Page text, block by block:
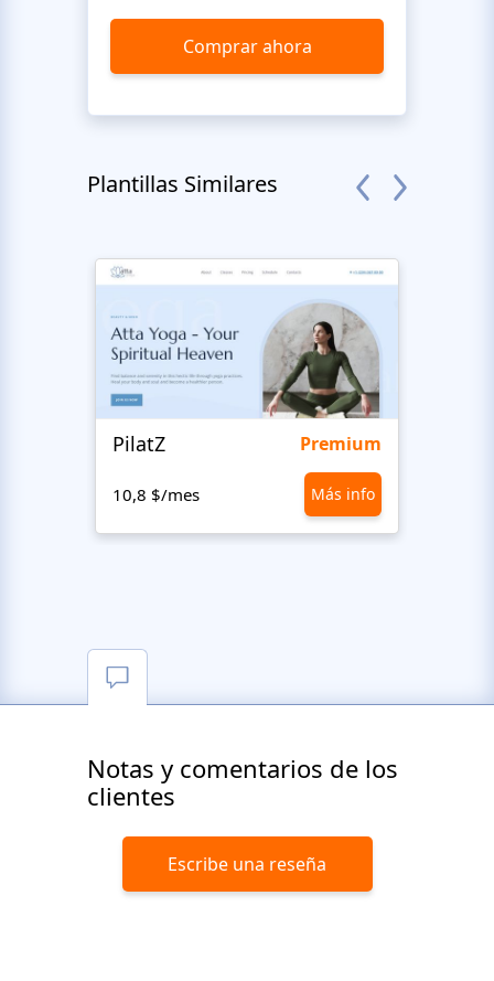
Comprar ahora
Plantillas Similares
PilatZ Premium
10,8 $/mes Más info
Notas y comentarios de los
clientes
Escribe una reseña